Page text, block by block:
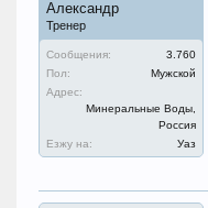
Александр
Тренер
Сообщения:
3.760
Пол:
Мужской
Адрес:
Минеральные Воды,
Россия
Езжу на:
Уаз